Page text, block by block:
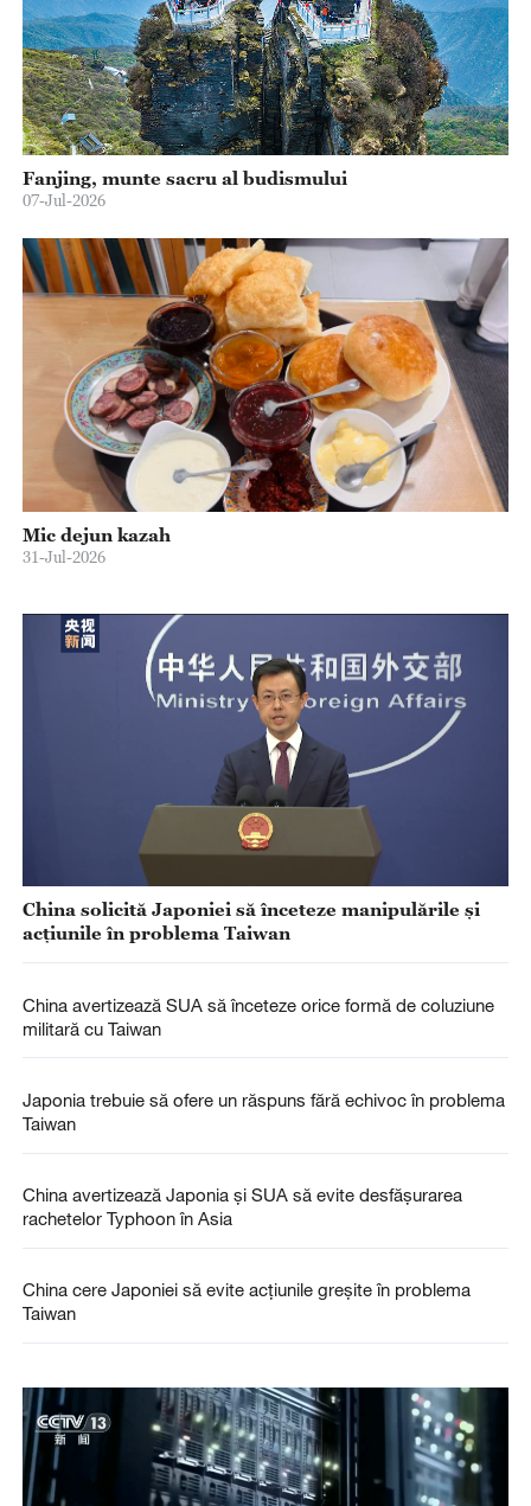
Fanjing, munte sacru al budismului
07-Jul-2026
Mic dejun kazah
31-Jul-2026
China solicită Japoniei să înceteze manipulările și
acțiunile în problema Taiwan
China avertizează SUA să înceteze orice formă de coluziune
militară cu Taiwan
Japonia trebuie să ofere un răspuns fără echivoc în problema
Taiwan
China avertizează Japonia și SUA să evite desfășurarea
rachetelor Typhoon în Asia
China cere Japoniei să evite acţiunile greşite în problema
Taiwan